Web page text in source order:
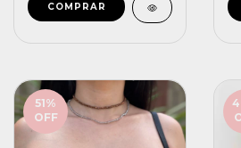
COMPRAR
51%
OFF